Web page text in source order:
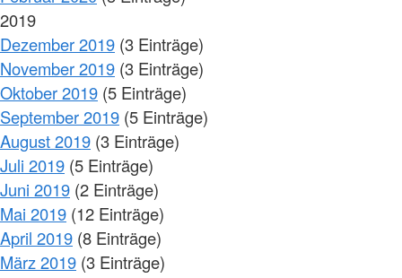
2019
Dezember 2019 (3 Einträge)
November 2019 (3 Einträge)
Oktober 2019 (5 Einträge)
September 2019 (5 Einträge)
August 2019 (3 Einträge)
Juli 2019 (5 Einträge)
Juni 2019 (2 Einträge)
Mai 2019 (12 Einträge)
April 2019 (8 Einträge)
März 2019 (3 Einträge)